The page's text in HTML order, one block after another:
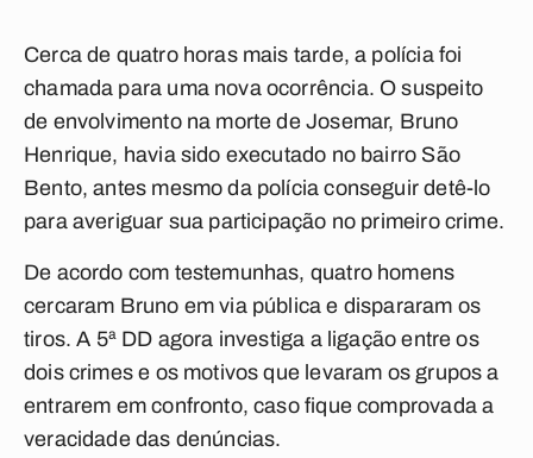
Cerca de quatro horas mais tarde, a polícia foi
chamada para uma nova ocorrência. O suspeito
de envolvimento na morte de Josemar, Bruno
Henrique, havia sido executado no bairro São
Bento, antes mesmo da polícia conseguir detê-lo
para averiguar sua participação no primeiro crime.
De acordo com testemunhas, quatro homens
cercaram Bruno em via pública e dispararam os
tiros. A 5ª DD agora investiga a ligação entre os
dois crimes e os motivos que levaram os grupos a
entrarem em confronto, caso fique comprovada a
veracidade das denúncias.